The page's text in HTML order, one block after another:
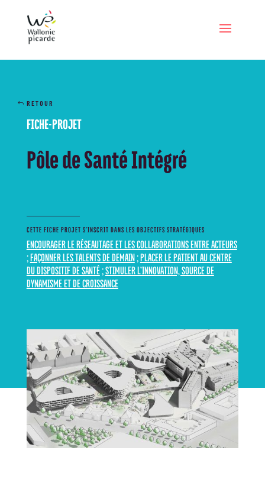
RETOUR
FICHE-PROJET
Pôle de Santé Intégré
CETTE FICHE PROJET S’INSCRIT DANS LES OBJECTIFS STRATÉGIQUES
ENCOURAGER LE RÉSEAUTAGE ET LES COLLABORATIONS ENTRE ACTEURS
;FAÇONNER LES TALENTS DE DEMAIN;PLACER LE PATIENT AU CENTRE
DU DISPOSITIF DE SANTÉ;STIMULER L’INNOVATION, SOURCE DE
DYNAMISME ET DE CROISSANCE